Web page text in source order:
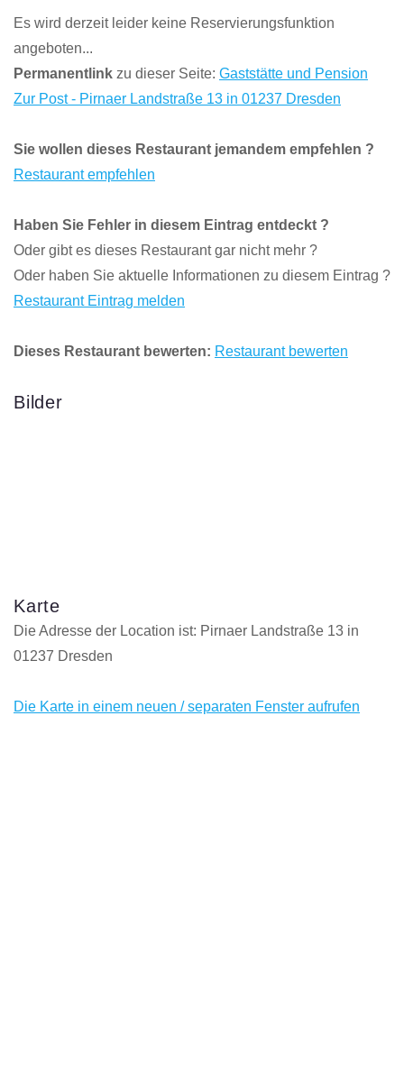
Es wird derzeit leider keine Reservierungsfunktion
angeboten...
Permanentlink zu dieser Seite: Gaststätte und Pension
Zur Post - Pirnaer Landstraße 13 in 01237 Dresden
Sie wollen dieses Restaurant jemandem empfehlen ?
Restaurant empfehlen
Haben Sie Fehler in diesem Eintrag entdeckt ?
Oder gibt es dieses Restaurant gar nicht mehr ?
Oder haben Sie aktuelle Informationen zu diesem Eintrag ?
Restaurant Eintrag melden
Dieses Restaurant bewerten: Restaurant bewerten
Bilder
Karte
Die Adresse der Location ist: Pirnaer Landstraße 13 in
01237 Dresden
Die Karte in einem neuen / separaten Fenster aufrufen